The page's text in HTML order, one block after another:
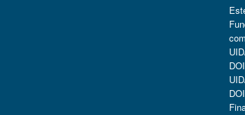
DOI
DOI